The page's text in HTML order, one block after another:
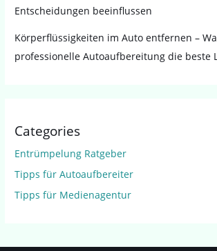
Entscheidungen beeinflussen
Körperflüssigkeiten im Auto entfernen –
professionelle Autoaufbereitung die beste
Categories
Entrümpelung Ratgeber
Tipps für Autoaufbereiter
Tipps für Medienagentur